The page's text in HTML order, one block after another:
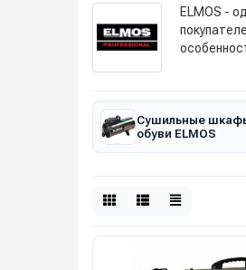
ELMOS -
Сушильные
обуви ELMOS